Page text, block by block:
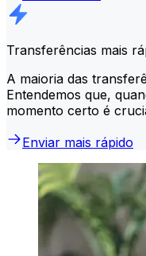
Transferências mais
A maioria das
Entendemos que,
momento certo é
Enviar mais rápido